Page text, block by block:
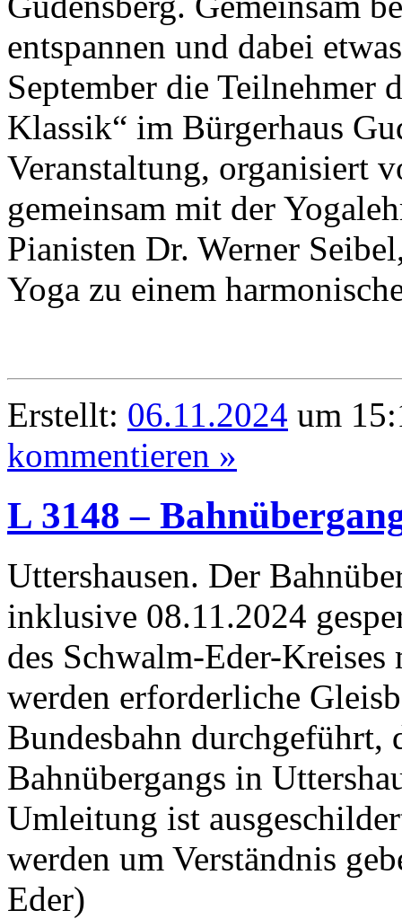
entspannen und dabei
September die Teilnehmer
Klassik“ im Bürgerhaus
Veranstaltung, organisiert
gemeinsam mit der
Pianisten Dr. Werner
Yoga zu einem
Erstellt: 06.11.2024 um
kommentieren »
L 3148 –
Uttershausen. Der
inklusive 08.11.2024
des Schwalm-Eder-
werden erforderliche
Bundesbahn durchgeführt,
Bahnübergangs in
Umleitung ist
werden um Verständnis
Eder)